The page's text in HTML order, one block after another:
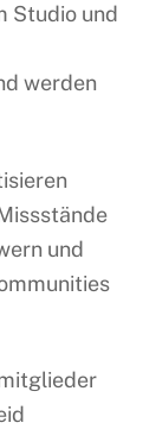
Studio und
werden
und